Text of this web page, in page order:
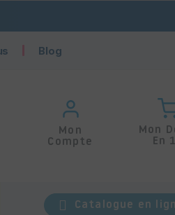
Blog
Mon
Compte
Mon
En
Catalogue en